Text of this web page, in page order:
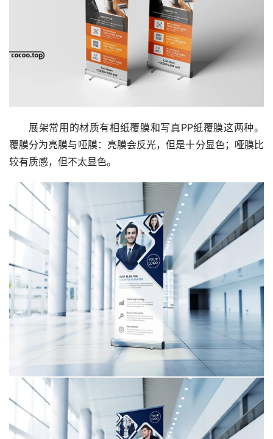
展架常用的材质有相纸覆膜和写真PP纸覆膜这两种。
覆膜分为亮膜与哑膜：亮膜会反光，但是十分显色；哑膜比
较有质感，但不太显色。